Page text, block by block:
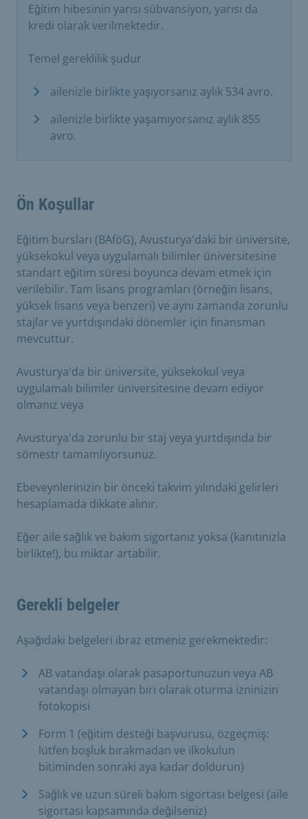
Eğitim hibesinin yarısı sübvansiyon, yarısı da
kredi olarak verilmektedir.
Temel gereklilik şudur
ailenizle birlikte yaşıyorsanız aylık 534 avro.
ailenizle birlikte yaşamıyorsanız aylık 855
avro.
Ön Koşullar
Eğitim bursları (BAföG), Avusturya'daki bir üniversite,
yüksekokul veya uygulamalı bilimler üniversitesine
standart eğitim süresi boyunca devam etmek için
verilebilir. Tam lisans programları (örneğin lisans,
yüksek lisans veya benzeri) ve aynı zamanda zorunlu
stajlar ve yurtdışındaki dönemler için finansman
mevcuttur.
Avusturya'da bir üniversite, yüksekokul veya
uygulamalı bilimler üniversitesine devam ediyor
olmanız veya
Avusturya'da zorunlu bir staj veya yurtdışında bir
sömestr tamamlıyorsunuz.
Ebeveynlerinizin bir önceki takvim yılındaki gelirleri
hesaplamada dikkate alınır.
Eğer aile sağlık ve bakım sigortanız yoksa (kanıtınızla
birlikte!), bu miktar artabilir.
Gerekli belgeler
Aşağıdaki belgeleri ibraz etmeniz gerekmektedir:
AB vatandaşı olarak pasaportunuzun veya AB
vatandaşı olmayan biri olarak oturma izninizin
fotokopisi
Form 1 (eğitim desteği başvurusu, özgeçmiş:
lütfen boşluk bırakmadan ve ilkokulun
bitiminden sonraki aya kadar doldurun)
Sağlık ve uzun süreli bakım sigortası belgesi (aile
sigortası kapsamında değilseniz)